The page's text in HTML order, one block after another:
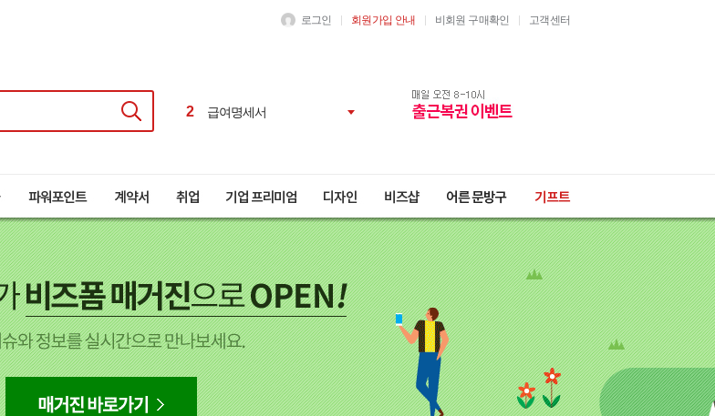
로그인 회원가입 안내 비회원 구매확인 고객센터
3 이력서
1 달력